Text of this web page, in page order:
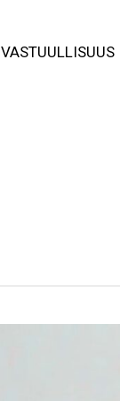
VASTUULLISUUS